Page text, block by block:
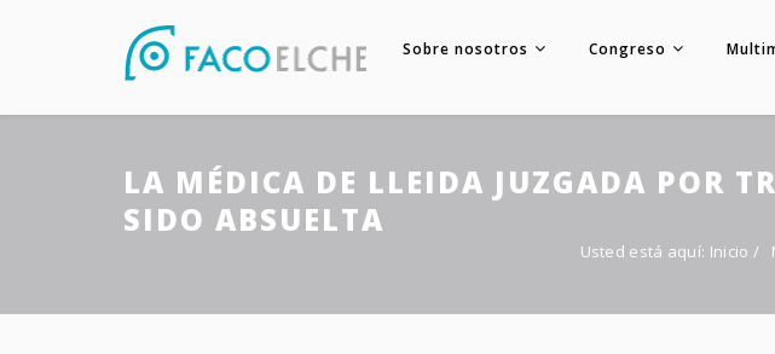
Sobre nosotros Congreso
LA MÉDICA DE LLEIDA JUZGADA POR
SIDO ABSUELTA
Usted está aquí: Inicio /